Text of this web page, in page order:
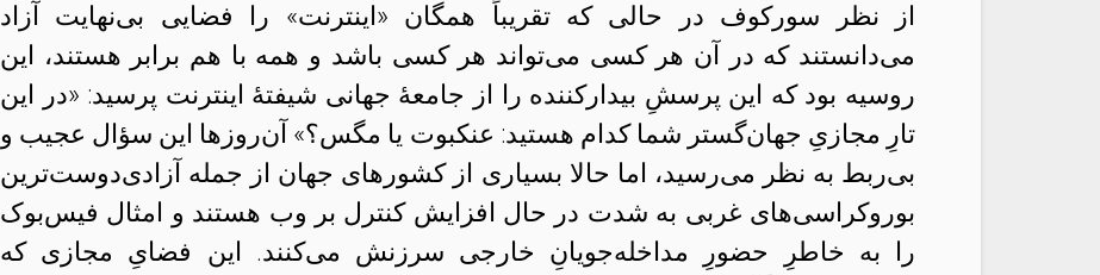
از نظر سورکوف در حالی که تقریباً همگان «اینترنت» را فضایی بی‌نهایت آزاد
می‌دانستند که در آن هر کسی می‌تواند هر کسی باشد و همه با هم برابر هستند، این
روسیه بود که این پرسشِ بیدارکننده را از جامعهٔ جهانی شیفتهٔ اینترنت پرسید: «در این
تارِ مجازیِ جهان‌گستر شما کدام هستید: عنکبوت یا مگس؟» آن‌روزها این سؤال عجیب و
بی‌ربط به نظر می‌رسید، اما حالا بسیاری از کشورهای جهان از جمله آزادی‌دوست‌ترین
بوروکراسی‌های غربی به شدت در حال افزایش کنترل بر وب هستند و امثال فیس‌بوک
را به خاطرِ حضورِ مداخله‌جویانِ خارجی سرزنش می‌کنند. این فضایِ مجازی که